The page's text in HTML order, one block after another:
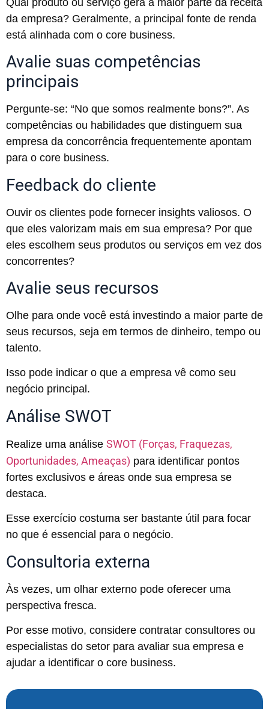
da empresa? Geralmente, a principal fonte de renda
está alinhada com o core business.
Avalie suas competências
principais
Pergunte-se: “No que somos realmente bons?”. As
competências ou habilidades que distinguem sua
empresa da concorrência frequentemente apontam
para o core business.
Feedback do cliente
Ouvir os clientes pode fornecer insights valiosos. O
que eles valorizam mais em sua empresa? Por que
eles escolhem seus produtos ou serviços em vez dos
concorrentes?
Avalie seus recursos
Olhe para onde você está investindo a maior parte de
seus recursos, seja em termos de dinheiro, tempo ou
talento.
Isso pode indicar o que a empresa vê como seu
negócio principal.
Análise SWOT
Realize uma análise SWOT (Forças, Fraquezas,
Oportunidades, Ameaças) para identificar pontos
fortes exclusivos e áreas onde sua empresa se
destaca.
Esse exercício costuma ser bastante útil para focar
no que é essencial para o negócio.
Consultoria externa
Às vezes, um olhar externo pode oferecer uma
perspectiva fresca.
Por esse motivo, considere contratar consultores ou
especialistas do setor para avaliar sua empresa e
ajudar a identificar o core business.